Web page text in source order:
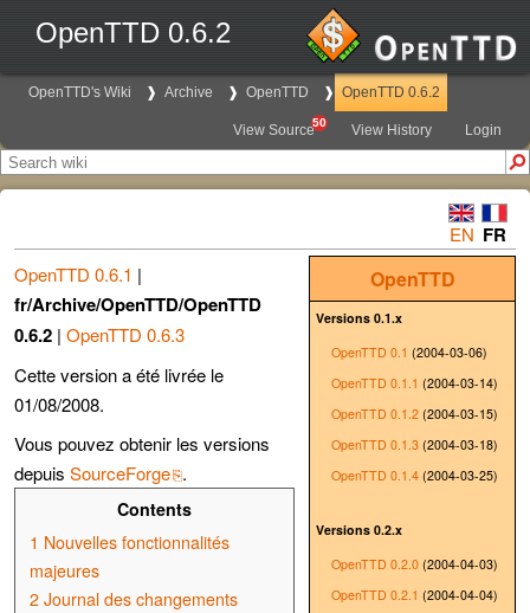
OpenTTD 0.6.2
OpenTTD's Wiki Archive OpenTTD OpenTTD 0.6.2
View Source50 View History Login
EN FR
OpenTTD
Versions 0.1.x
OpenTTD 0.1 (2004-03-06)
OpenTTD 0.1.1 (2004-03-14)
OpenTTD 0.1.2 (2004-03-15)
OpenTTD 0.1.3 (2004-03-18)
OpenTTD 0.1.4 (2004-03-25)
Versions 0.2.x
OpenTTD 0.2.0 (2004-04-03)
OpenTTD 0.2.1 (2004-04-04)
OpenTTD 0.6.1 |
fr/Archive/OpenTTD/OpenTTD
0.6.2 | OpenTTD 0.6.3
Cette version a été livrée le
01/08/2008.
Vous pouvez obtenir les versions
depuis SourceForge .
Contents
1 Nouvelles fonctionnalités
majeures
2 Journal des changements